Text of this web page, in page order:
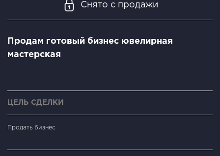
Снято с продажи
Продам готовый бизнес ювелирная
мастерская
ЦЕЛЬ СДЕЛКИ
Продать бизнес